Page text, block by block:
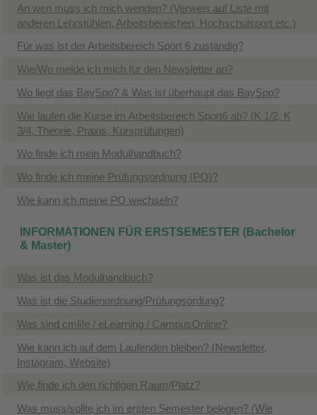
An wen muss ich mich wenden? (Verweis auf Liste mit
anderen Lehrstühlen, Arbeitsbereichen, Hochschulsport etc.)
Für was ist der Arbeitsbereich Sport 6 zuständig?
Wie/Wo melde ich mich für den Newsletter an?
Wo liegt das BaySpo? & Was ist überhaupt das BaySpo?
Wie laufen die Kurse im Arbeitsbereich Sport6 ab? (K 1/2, K
3/4, Theorie, Praxis, Kursprüfungen)
Wo finde ich mein Modulhandbuch?
Wo finde ich meine Prüfungsordnung (PO)?
Wie kann ich meine PO wechseln?
INFORMATIONEN FÜR ERSTSEMESTER (Bachelor
& Master)
Was ist das Modulhandbuch?
Was ist die Studienordnung/Prüfungsordung?
Was sind cmlife / eLearning / CampusOnline?
Wie kann ich auf dem Laufenden bleiben? (Newsletter,
Instagram, Website)
Wie finde ich den richtigen Raum/Platz?
Was muss/sollte ich im ersten Semester belegen? (Wie